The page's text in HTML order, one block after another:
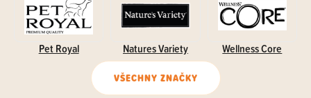
Pet Royal Natures Variety Wellness Core
VŠECHNY ZNAČKY